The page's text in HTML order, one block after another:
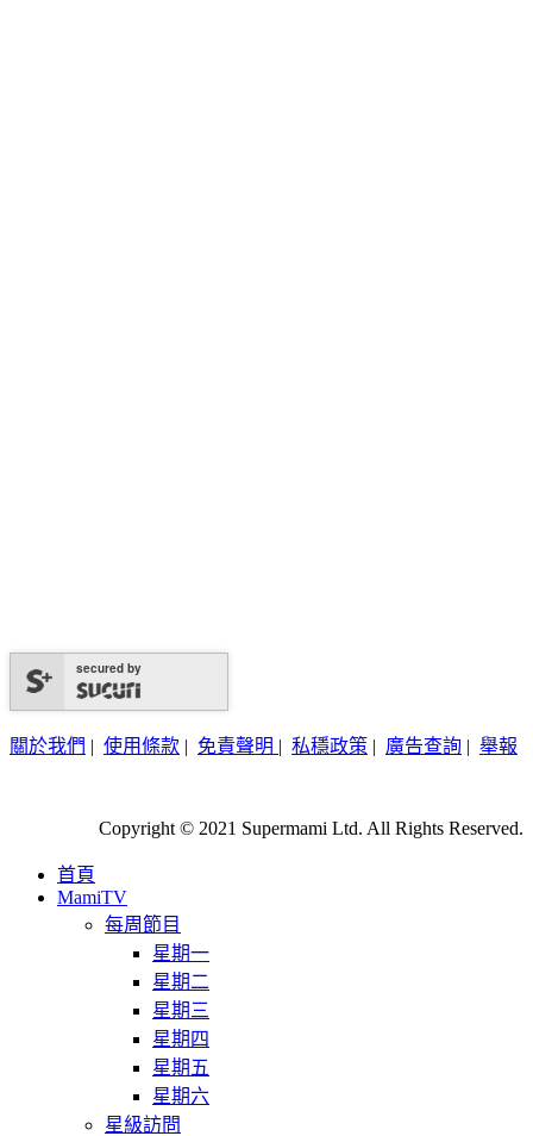
secured by
關於我們 | 使用條款 | 免責聲明 | 私穩政策 | 廣告查詢 | 舉報
Copyright © 2021 Supermami Ltd. All Rights Reserved.
首頁
MamiTV
每周節目
星期一
星期二
星期三
星期四
星期五
星期六
星級訪問